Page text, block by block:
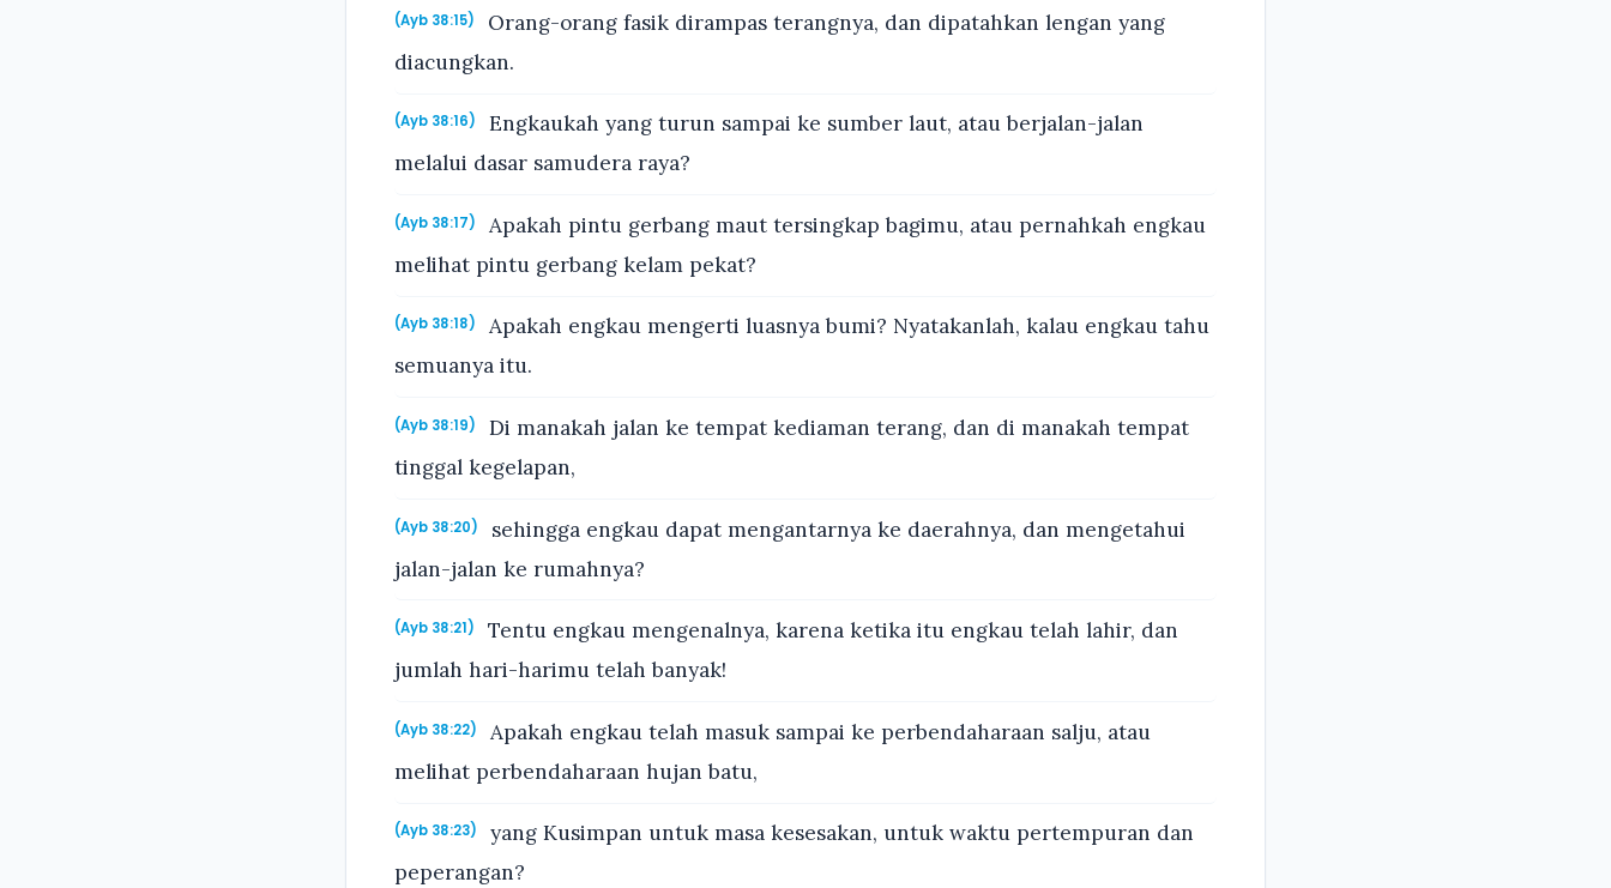
(Ayb 38:15)
Orang-orang fasik dirampas terangnya, dan dipatahkan lengan yang
diacungkan.
(Ayb 38:16)
Engkaukah yang turun sampai ke sumber laut, atau berjalan-jalan
melalui dasar samudera raya?
(Ayb 38:17)
Apakah pintu gerbang maut tersingkap bagimu, atau pernahkah engkau
melihat pintu gerbang kelam pekat?
(Ayb 38:18)
Apakah engkau mengerti luasnya bumi? Nyatakanlah, kalau engkau tahu
semuanya itu.
(Ayb 38:19)
Di manakah jalan ke tempat kediaman terang, dan di manakah tempat
tinggal kegelapan,
(Ayb 38:20)
sehingga engkau dapat mengantarnya ke daerahnya, dan mengetahui
jalan-jalan ke rumahnya?
(Ayb 38:21)
Tentu engkau mengenalnya, karena ketika itu engkau telah lahir, dan
jumlah hari-harimu telah banyak!
(Ayb 38:22)
Apakah engkau telah masuk sampai ke perbendaharaan salju, atau
melihat perbendaharaan hujan batu,
(Ayb 38:23)
yang Kusimpan untuk masa kesesakan, untuk waktu pertempuran dan
peperangan?